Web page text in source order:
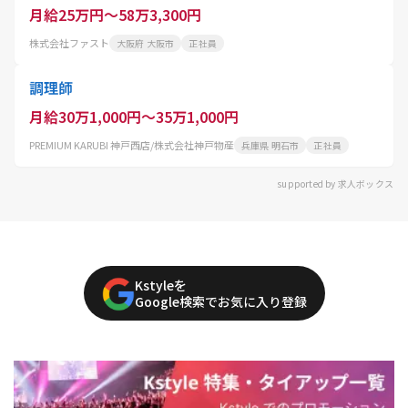
月給25万円～58万3,300円
株式会社ファスト 大阪府 大阪市 正社員
調理師
月給30万1,000円～35万1,000円
PREMIUM KARUBI 神戸西店/株式会社神戸物産 兵庫県 明石市 正社員
supported by 求人ボックス
Kstyleを
Google検索でお気に入り登録